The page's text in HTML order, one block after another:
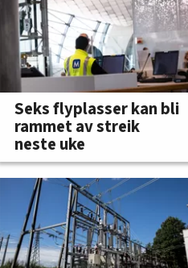
Seks flyplasser kan bli
rammet av streik
neste uke